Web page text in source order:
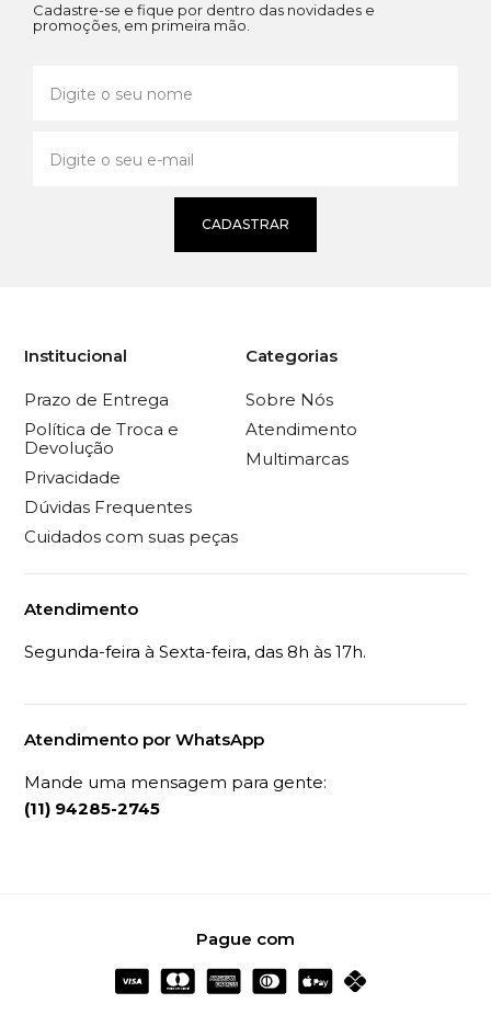
Cadastre-se e fique por dentro das novidades e
promoções, em primeira mão.
CADASTRAR
Institucional
Prazo de Entrega
Política de Troca e
Devolução
Privacidade
Dúvidas Frequentes
Cuidados com suas peças
Categorias
Sobre Nós
Atendimento
Multimarcas
Atendimento
Segunda-feira à Sexta-feira, das 8h às 17h.
Atendimento por WhatsApp
Mande uma mensagem para gente:
(11) 94285-2745
Pague com